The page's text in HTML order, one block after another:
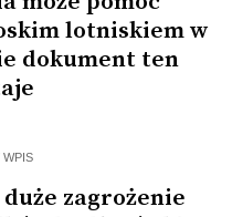
lotniskiem w
dokument ten
WPIS
zagrożenie